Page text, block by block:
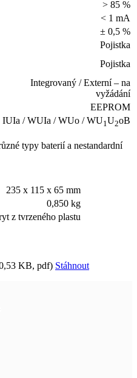
> 85 %
< 1 mA
± 0,5 %
Pojistka
Pojistka
Integrovaný / Externí – na
vyžádání
EEPROM
IUIa / WUIa / WUo / WU1 U2oB
typy baterií a nestandardní
235 x 115 x 65 mm
0,850 kg
z tvrzeného plastu
KB, pdf) Stáhnout